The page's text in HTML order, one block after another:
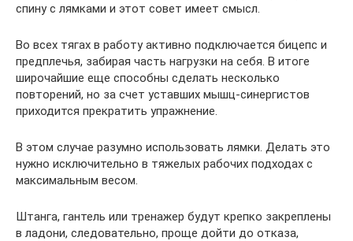
спину с лямками и этот совет имеет смысл.
Во всех тягах в работу активно подключается бицепс и
предплечья, забирая часть нагрузки на себя. В итоге
широчайшие еще способны сделать несколько
повторений, но за счет уставших мышц-синергистов
приходится прекратить упражнение.
В этом случае разумно использовать лямки. Делать это
нужно исключительно в тяжелых рабочих подходах с
максимальным весом.
Штанга, гантель или тренажер будут крепко закреплены
в ладони, следовательно, проще дойти до отказа,